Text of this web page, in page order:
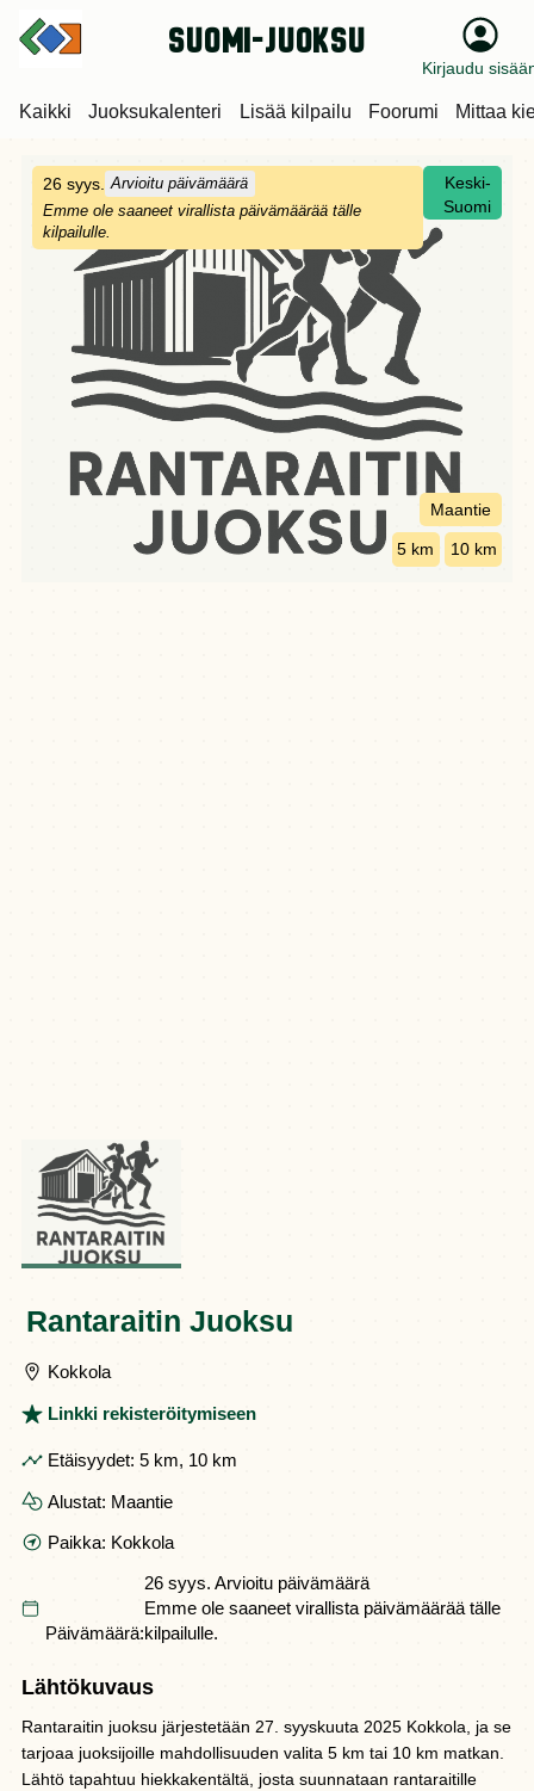
suomi-juoksu
Kirjaudu
Kaikki Juoksukalenteri Lisää kilpailu Foorumi Mittaa
26 syys.
Arvioitu päivämäärä
Emme ole saaneet virallista päivämäärää tälle
kilpailulle.
Keski-
Suomi
Maantie
5 km 10 km
Rantaraitin Juoksu
Kokkola
Linkki rekisteröitymiseen
Etäisyydet: 5 km, 10 km
Alustat: Maantie
Paikka: Kokkola
Päivämäärä:
26 syys. Arvioitu päivämäärä
Emme ole saaneet virallista päivämäärää tälle
kilpailulle.
Lähtökuvaus
Rantaraitin juoksu järjestetään 27. syyskuuta 2025 Kokkola, ja se
tarjoaa juoksijoille mahdollisuuden valita 5 km tai 10 km matkan.
Lähtö tapahtuu hiekkakentältä, josta suunnataan rantaraitille